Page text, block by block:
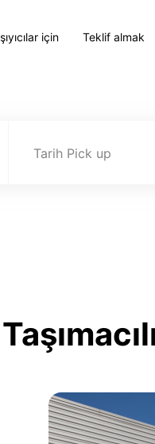
için Teklif almak
Tarih Pick up